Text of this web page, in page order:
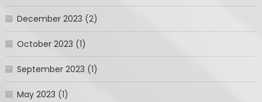
December 2023 (2)
October 2023 (1)
September 2023 (1)
May 2023 (1)